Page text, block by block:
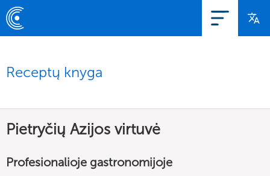
Receptų knyga
Pietryčių Azijos virtuvė
Profesionalioje gastronomijoje